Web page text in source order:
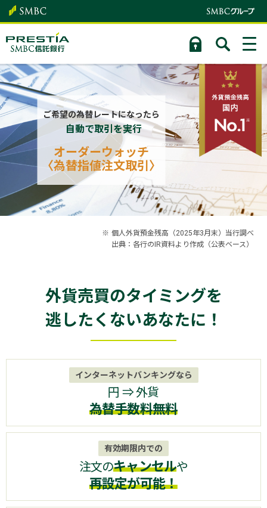
オーダーウォッチ
〈為替指値注文取引〉
ご希望の為替レートになったら
自動で取引を実行
※ 個人外貨預金残高（2025年3月末）当行調べ
出典：各行のIR資料より作成（公表ベース）
外貨売買のタイミングを
逃したくないあなたに！
インターネットバンキングなら
円 ⇒ 外貨
為替手数料無料
有効期限内での
注文のキャンセルや
再設定が可能！